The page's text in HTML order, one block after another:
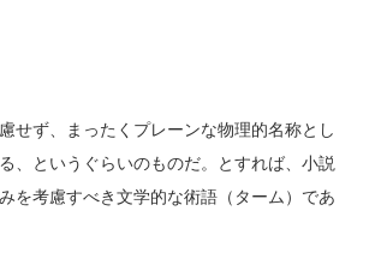
せず、まったくプレーンな物理的名称とし
、というぐらいのものだ。とすれば、小説
を考慮すべき文学的な術語（ターム）であ